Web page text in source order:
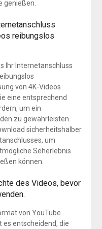
genießen.
reibungslos
Ihr Internetanschluss
von 4K-Videos
eine entsprechend
um ein
zu gewährleisten.
sicherheitshalber
um
Seherlebnis
können.
des Videos, bevor
von YouTube
es entscheidend, die